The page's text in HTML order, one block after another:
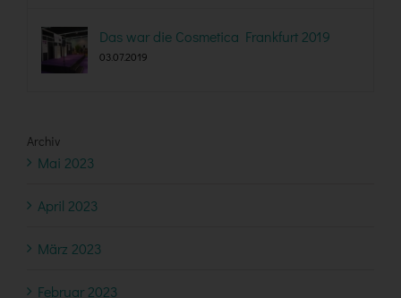
Das war die Cosmetica Frankfurt 2019
03.07.2019
Archiv
Mai 2023
April 2023
März 2023
Februar 2023